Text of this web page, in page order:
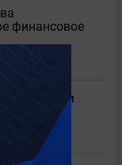
финансовое
в одном